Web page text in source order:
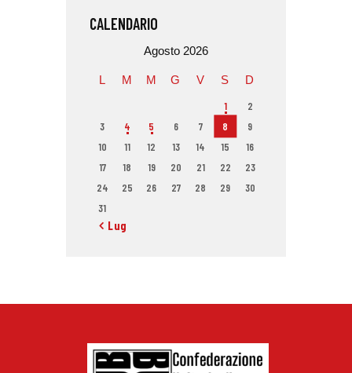
CALENDARIO
Agosto 2026
L M M G V S D
1
2
3
4 5 6 7 8
9
10
11 12 13 14 15
16
17
18 19 20 21 22
23
24
25 26 27 28 29
30
31
« Lug